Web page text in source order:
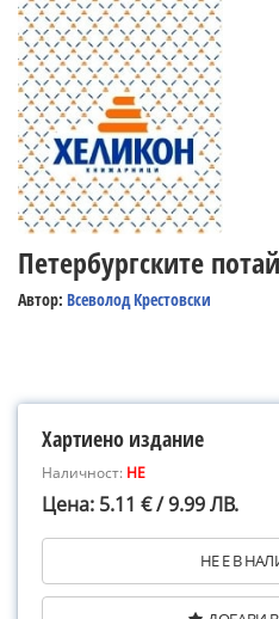
Петербургските
Автор: Всеволод Крестовски
Хартиено издание
Наличност: НЕ
Цена: 5.11 € / 9.99 ЛВ.
НЕ Е В